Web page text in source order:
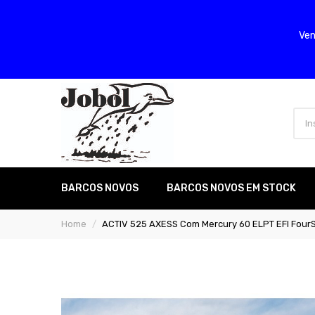
BARCOS NOVOS BARCOS NOVOS EM STOCK
Home ACTIV 525 AXESS Com Mercury 60 ELPT EFI